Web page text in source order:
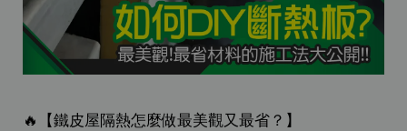
🔥【鐵皮屋隔熱怎麼做最美觀又最省？】